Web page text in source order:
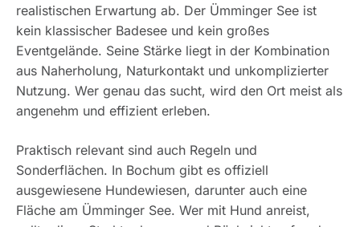
realistischen Erwartung ab. Der Ümminger See ist
kein klassischer Badesee und kein großes
Eventgelände. Seine Stärke liegt in der Kombination
aus Naherholung, Naturkontakt und unkomplizierter
Nutzung. Wer genau das sucht, wird den Ort meist als
angenehm und effizient erleben.
Praktisch relevant sind auch Regeln und
Sonderflächen. In Bochum gibt es offiziell
ausgewiesene Hundewiesen, darunter auch eine
Fläche am Ümminger See. Wer mit Hund anreist,